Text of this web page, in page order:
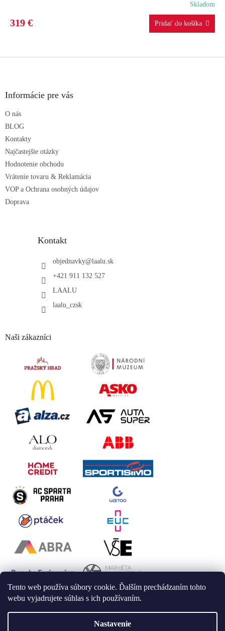
Tento web používa súbory cookie. Ďalším prechádzaním tohto
webu vyjadrujete súhlas s ich používaním.
Nastavenie
R
M
O
Skladom
319 €
Informácie pre vás
O nás
BLOG
Kontakty
Najčastejšie otázky
Hodnotenie obchodu
Vrátenie tovaru & Reklamácia
VOP a Ochrana osobných údajov
Doprava
Kontakt
objednavky@laalu.sk
+421 911 132 527
LAALU
laalu_czsk
Naši zákazníci
Vytvoril Shoptet